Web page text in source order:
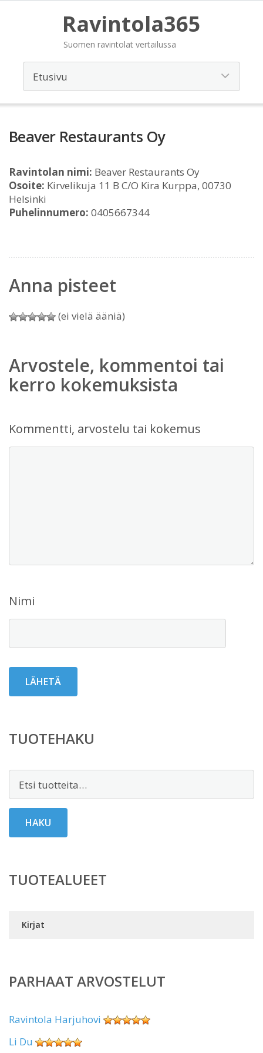
Ravintola365
Suomen ravintolat vertailussa
Beaver Restaurants Oy
Ravintolan nimi: Beaver Restaurants Oy
Osoite: Kirvelikuja 11 B C/O Kira Kurppa, 00730
Helsinki
Puhelinnumero: 0405667344
Anna pisteet
(ei vielä ääniä)
Arvostele, kommentoi tai
kerro kokemuksista
Kommentti, arvostelu tai kokemus
Nimi
TUOTEHAKU
HAKU
TUOTEALUEET
Kirjat
PARHAAT ARVOSTELUT
Ravintola Harjuhovi
Li Du